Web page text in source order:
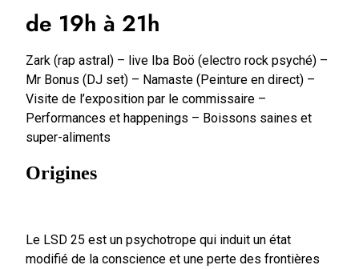
de 19h à 21h
Zark (rap astral) – live Iba Boö (electro rock psyché) –
Mr Bonus (DJ set) – Namaste (Peinture en direct) –
Visite de l’exposition par le commissaire –
Performances et happenings – Boissons saines et
super-aliments
Origines
Le LSD 25 est un psychotrope qui induit un état
modifié de la conscience et une perte des frontières